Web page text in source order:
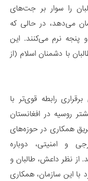
را سوار بر جت‌های
می‌دهد، در حالی که
پنجه نرم می‌کنند. این
با دشمنان اسلام (از
رابطه قوی‌تر با
روسیه در افغانستان
همکاری در حوزه‌های
و امنیتی، دوباره
از نظر داعش، طالبان و
با این سازمان، همکاری